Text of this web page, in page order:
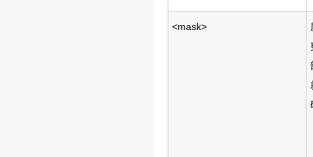
<mask>